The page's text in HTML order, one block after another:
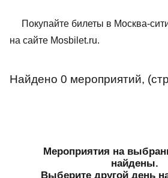
Покупайте билеты в Москва-
на сайте Mosbilet.ru.
Найдено 0 мероприятий,
Мероприятия на
найдены.
Выберите другой день